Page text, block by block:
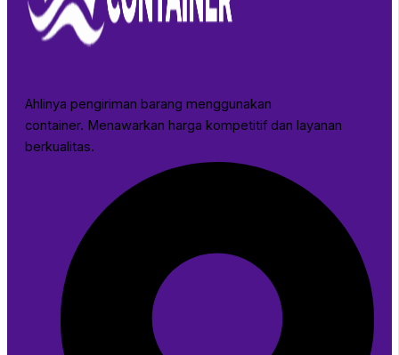
Ahlinya pengiriman barang menggunakan
container. Menawarkan harga kompetitif dan layanan
berkualitas.